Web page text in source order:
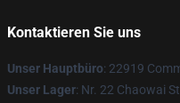
Kontaktieren Sie uns
Unser Hauptbüro: 22919
Unser Lager: Nr. 22 Chaowai